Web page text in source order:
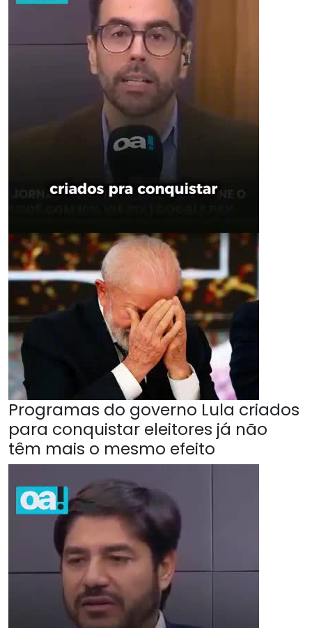
Programas do governo Lula criados
para conquistar eleitores já não
têm mais o mesmo efeito